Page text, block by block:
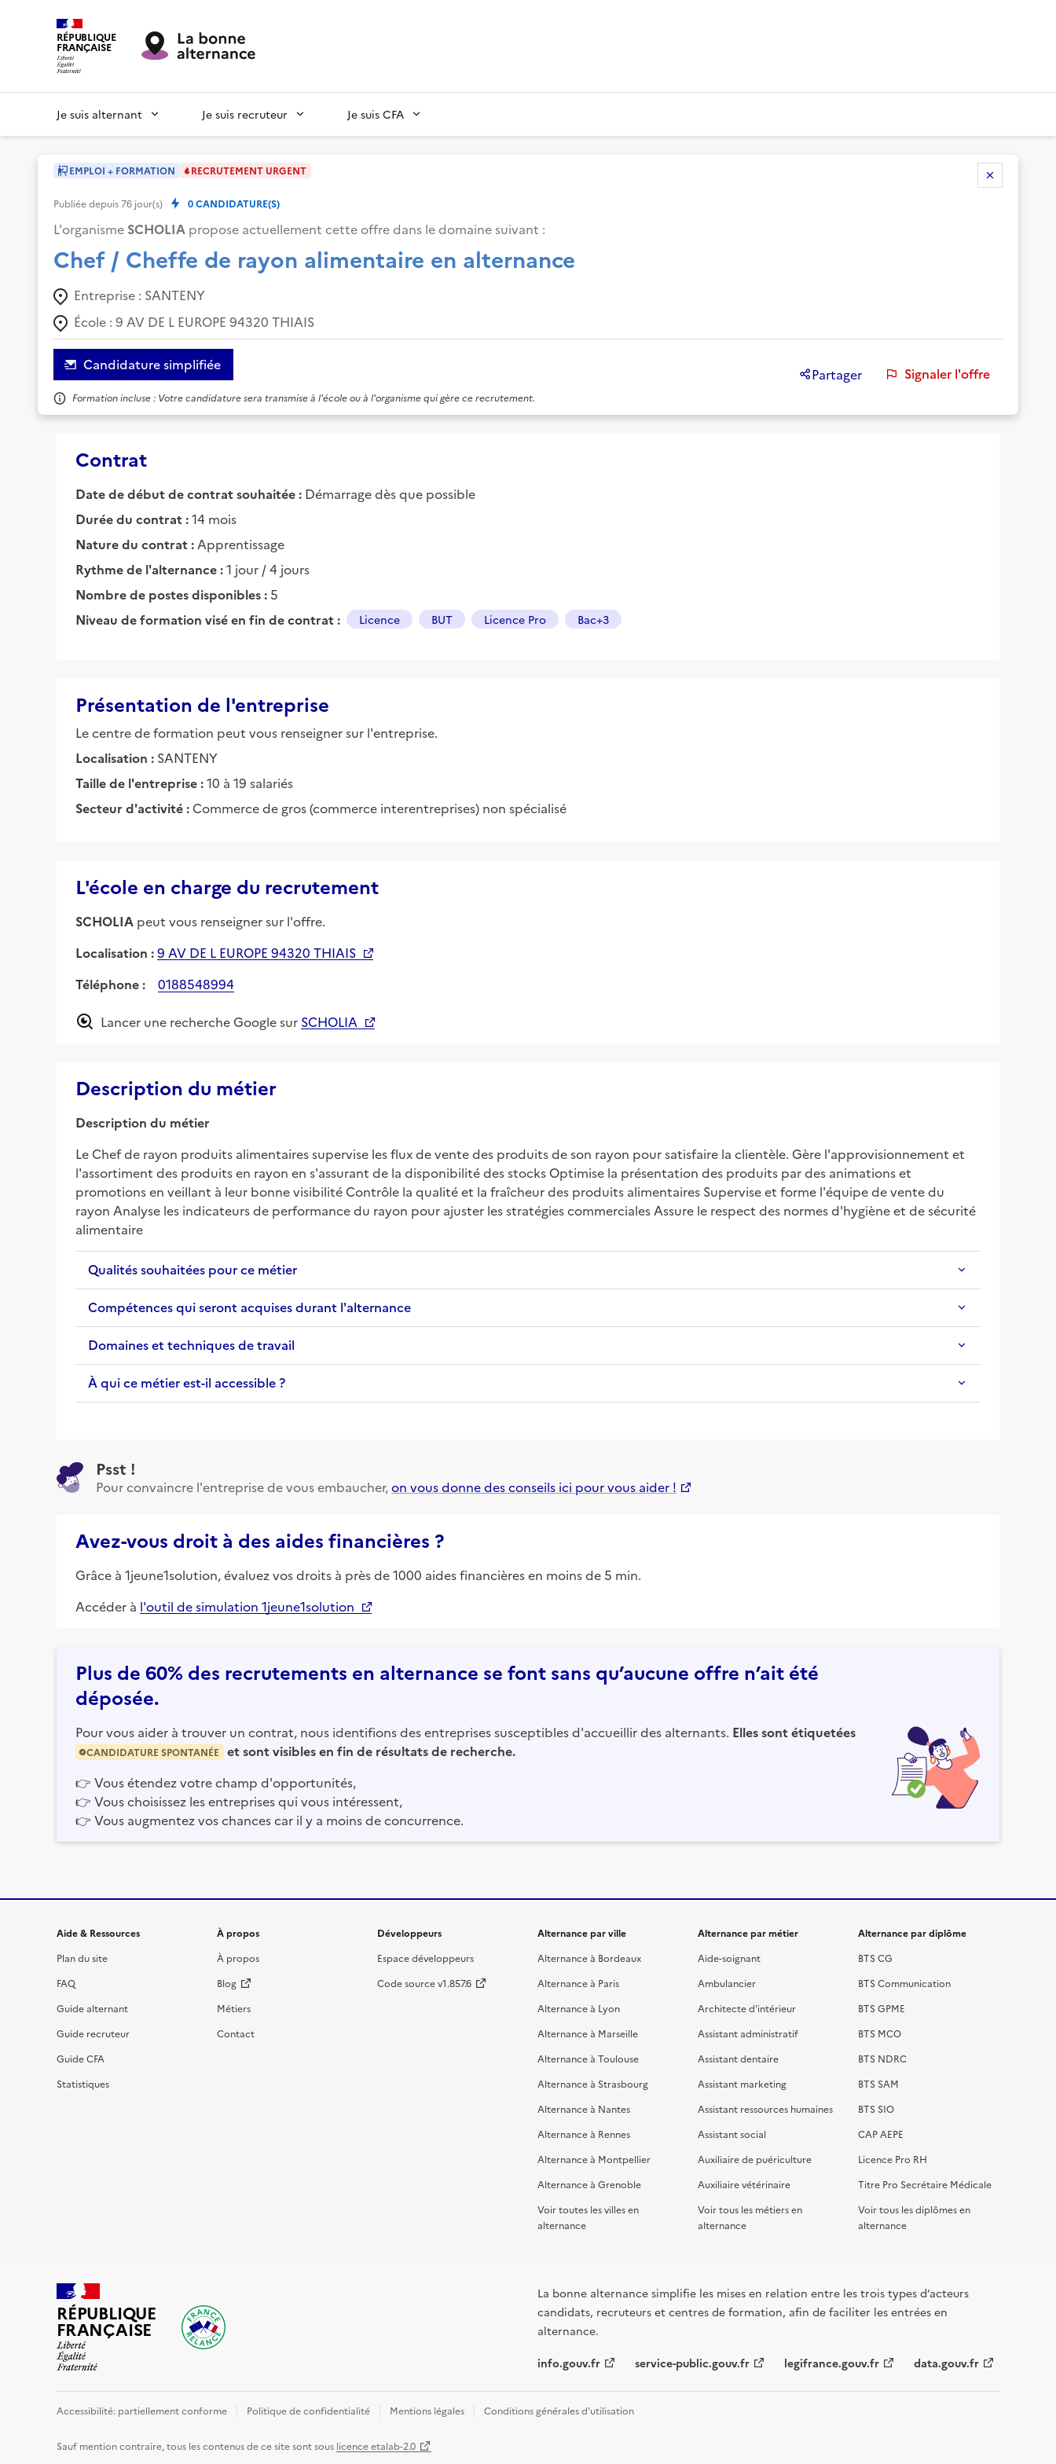
RÉPUBLIQUE
FRANÇAISE
Je suis alternant Je suis recruteur Je suis CFA
EMPLOI + FORMATION RECRUTEMENT URGENT
Publiée depuis76 jour(s) 0CANDIDATURE(S)
L'organisme SCHOLIA propose actuellement cette offre dans le domaine suivant :
Chef / Cheffe de rayon alimentaire en alternance
Entreprise : SANTENY
École : 9 AV DE L EUROPE 94320 THIAIS
Candidature simplifiée
Formation incluse : Votre candidature sera transmise à l'école ou à l'organisme qui gère ce recrutement.
Partager Signaler l'offre
Contrat
Date de début de contrat souhaitée : Démarrage dès que possible
Durée du contrat :14 mois
Nature du contrat : Apprentissage
Rythme de l'alternance :1 jour / 4 jours
Nombre de postes disponibles : 5
Niveau de formation visé en fin de contrat :
Licence BUT Licence Pro Bac+3
Présentation de l'entreprise
Le centre de formation peut vous renseigner sur l'entreprise.
Localisation : SANTENY
Taille de l'entreprise :10 à 19 salariés
Secteur d'activité : Commerce de gros (commerce interentreprises) non spécialisé
L'école en charge du recrutement
SCHOLIA peut vous renseigner sur l'offre.
Localisation :9 AV DE L EUROPE 94320 THIAIS
Téléphone :
0188548994
Lancer une recherche Google sur SCHOLIA
Description du métier
Description du métier
Le Chef de rayon produits alimentaires supervise les flux de vente des produits de son rayon pour satisfaire la clientèle. Gère l'approvisionnement et
l'assortiment des produits en rayon en s'assurant de la disponibilité des stocks Optimise la présentation des produits par des animations et
promotions en veillant à leur bonne visibilité Contrôle la qualité et la fraîcheur des produits alimentaires Supervise et forme l'équipe de vente du
rayon Analyse les indicateurs de performance du rayon pour ajuster les stratégies commerciales Assure le respect des normes d'hygiène et de sécurité
alimentaire
Qualités souhaitées pour ce métier
Compétences qui seront acquises durant l'alternance
Domaines et techniques de travail
À qui ce métier est-il accessible ?
Psst !
Pour convaincre l'entreprise de vous embaucher,on vous donne des conseils ici pour vous aider !
Avez-vous droit à des aides financières ?
Grâce à 1jeune1solution, évaluez vos droits à près de 1000 aides financières en moins de 5 min.
Accéder à l'outil de simulation 1jeune1solution
Plus de 60% des recrutements en alternance se font sans qu’aucune offre n’ait été
déposée.
Pour vous aider à trouver un contrat, nous identifions des entreprises susceptibles d'accueillir des alternants. Elles sont étiquetées
CANDIDATURE SPONTANÉE
et sont visibles en fin de résultats de recherche.
👉 Vous étendez votre champ d'opportunités,
👉 Vous choisissez les entreprises qui vous intéressent,
👉 Vous augmentez vos chances car il y a moins de concurrence.
Informations et liens du site
Aide & Ressources
Plan du site
FAQ
Guide alternant
Guide recruteur
Guide CFA
Statistiques
À propos
À propos
Blog
Métiers
Contact
Développeurs
Espace développeurs
Code source v1.857.6
Alternance par ville
Alternance à Bordeaux
Alternance à Paris
Alternance à Lyon
Alternance à Marseille
Alternance à Toulouse
Alternance à Strasbourg
Alternance à Nantes
Alternance à Rennes
Alternance à Montpellier
Alternance à Grenoble
Voir toutes les villes en
alternance
Alternance par métier
Aide-soignant
Ambulancier
Architecte d'intérieur
Assistant administratif
Assistant dentaire
Assistant marketing
Assistant ressources humaines
Assistant social
Auxiliaire de puériculture
Auxiliaire vétérinaire
Voir tous les métiers en
alternance
Alternance par diplôme
BTS CG
BTS Communication
BTS GPME
BTS MCO
BTS NDRC
BTS SAM
BTS SIO
CAP AEPE
Licence Pro RH
Titre Pro Secrétaire Médicale
Voir tous les diplômes en
alternance
RÉPUBLIQUE
FRANÇAISE
La bonne alternance simplifie les mises en relation entre les trois types d’acteurs
candidats, recruteurs et centres de formation, afin de faciliter les entrées en
alternance.
info.gouv.fr service-public.gouv.fr legifrance.gouv.fr data.gouv.fr
Accessibilité: partiellement conforme Politique de confidentialité Mentions légales Conditions générales d'utilisation
Sauf mention contraire, tous les contenus de ce site sont sous licence etalab-2.0